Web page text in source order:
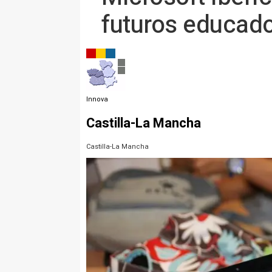
futuros
Innova
Castilla-La Mancha
Castilla-La Mancha